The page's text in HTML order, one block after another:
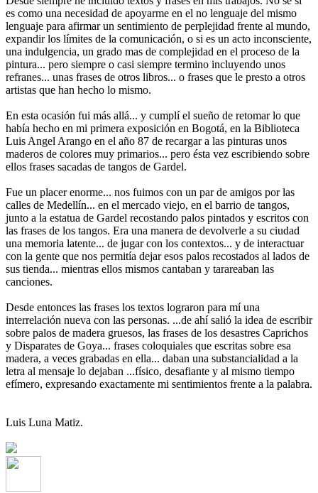
es como una necesidad de apoyarme en el no lenguaje del mismo
lenguaje para afirmar un sentimiento de perplejidad frente al mundo,
expandir los límites de la comunicación, o si es un acto inconsciente,
una indulgencia, un grado mas de complejidad en el proceso de la
pintura... pero siempre o casi siempre termino incluyendo unos
refranes... unas frases de otros libros... o frases que le presto a otros
artistas que han hecho lo mismo.
En esta ocasión fui más allá... y cumplí el sueño de retomar lo que
había hecho en mi primera exposición en Bogotá, en la Biblioteca
Luis Angel Arango en el año 87 de recargar a las pinturas unos
maderos de colores muy primarios... pero ésta vez escribiendo sobre
ellos frases sacadas de tangos de Gardel.
Fue un placer enorme... nos fuimos con un par de amigos por las
calles de Medellín... en el mercado viejo, en el barrio de tangos,
junto a la estatua de Gardel recostando palos pintados y escritos con
las frases de los tangos. Era una manera de devolverle a su ciudad
una memoria latente... de jugar con los contextos... y de interactuar
con la gente que nos permitía dejar esos palos recostados al lados de
sus tienda... mientras ellos mismos cantaban y tarareaban las
canciones.
Desde entonces las frases los textos lograron para mí una
interrelación nueva con las personas. ...de ahí salió la idea de escribir
sobre palos de madera gruesos, las frases de los desastres Caprichos
y Disparates de Goya... frases coloquiales que escritas sobre esa
madera, a veces grabadas en ella... daban una substancialidad a la
letra al mensaje lo dejaban ...físico, desafiante y al mismo tiempo
efímero, expresando exactamente mi sentimientos frente a la palabra.
Luis Luna Matiz.